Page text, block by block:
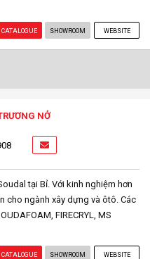
CATALOGUE SHOWROOM WEBSITE
NỞ
tại Bỉ. Với kinh nghiệm hơn
cho ngành xây dựng và ôtô. Các
FIRECRYL, MS
CATALOGUE SHOWROOM WEBSITE